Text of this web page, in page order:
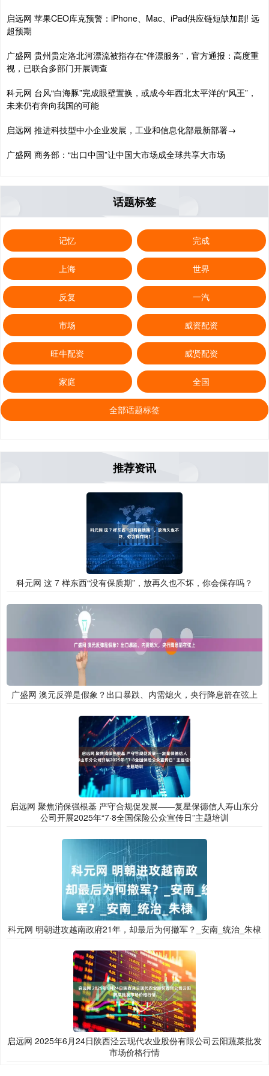
启远网 苹果CEO库克预警：iPhone、Mac、iPad供应链短缺加剧! 远
超预期
广盛网 贵州贵定洛北河漂流被指存在“伴漂服务”，官方通报：高度重
视，已联合多部门开展调查
科元网 台风“白海豚”完成眼壁置换，或成今年西北太平洋的“风王”，
未来仍有奔向我国的可能
启远网 推进科技型中小企业发展，工业和信息化部最新部署→
广盛网 商务部：“出口中国”让中国大市场成全球共享大市场
话题标签
记忆 完成
上海 世界
反复 一汽
市场 威资配资
旺牛配资 威贤配资
家庭 全国
全部话题标签
推荐资讯
科元网 这 7 样东西“没有保质期”，放再久也不坏，你会保存吗？
广盛网 澳元反弹是假象？出口暴跌、内需熄火，央行降息箭在弦上
启远网 聚焦消保强根基 严守合规促发展——复星保德信人寿山东分
公司开展2025年“7·8全国保险公众宣传日”主题培训
科元网 明朝进攻越南政府21年，却最后为何撤军？_安南_统治_朱棣
启远网 2025年6月24日陕西泾云现代农业股份有限公司云阳蔬菜批发
市场价格行情